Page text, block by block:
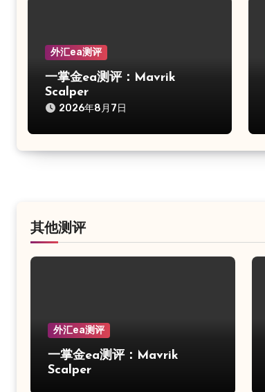
外汇ea测评
一掌金ea测评：Mavrik
Scalper
2026年8月7日
其他测评
外汇ea测评
一掌金ea测评：Mavrik
Scalper